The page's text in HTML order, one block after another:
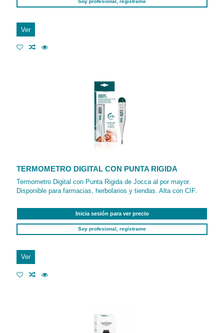
Soy profesional, regístrame
Ver
TERMOMETRO DIGITAL CON PUNTA RIGIDA
Termometro Digital con Punta Rigida de Jocca al por mayor.
Disponible para farmacias, herbolarios y tiendas. Alta con CIF.
Inicia sesión para ver precio
Soy profesional, regístrame
Ver